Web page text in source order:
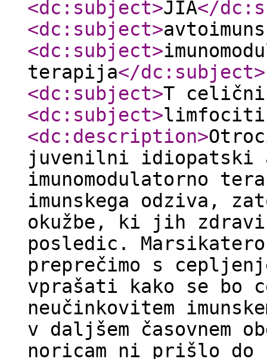
<dc:subject>JIA</
<dc:subject>
<dc:subject>
terapija</dc:subject>
<dc:subject>T
<dc:subject>limfociti
<dc:description>
juvenilni idiopatski
imunomodulatorno
imunskega odziva,
okužbe, ki jih
posledic.
preprečimo s
vprašati kako se bo
neučinkovitem
v daljšem časovnem
noricam ni prišlo do